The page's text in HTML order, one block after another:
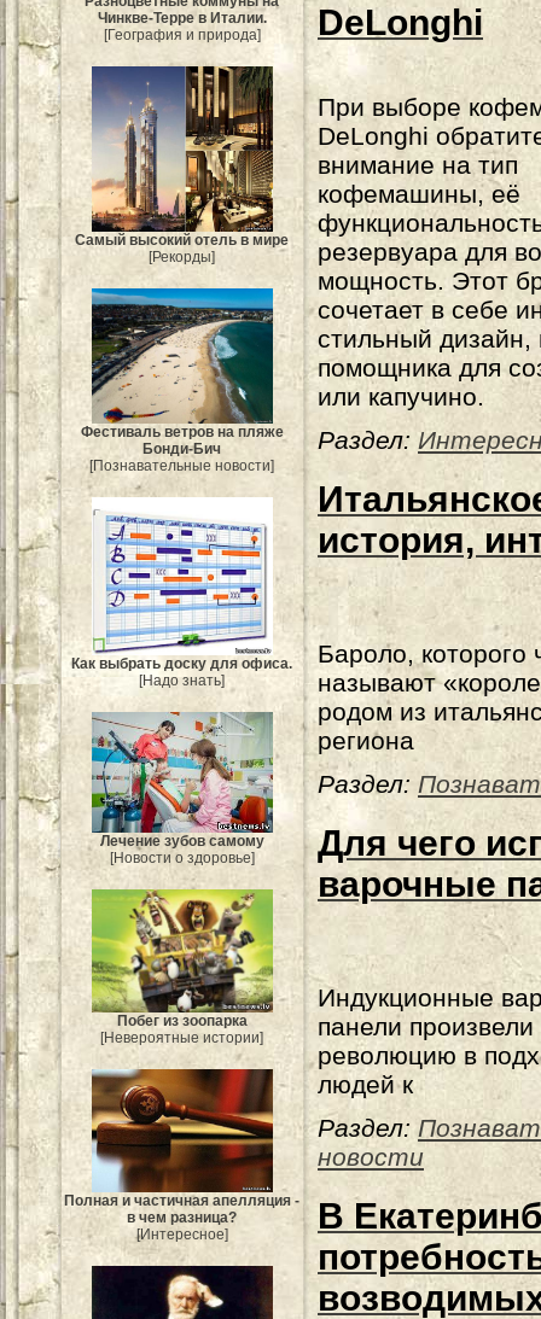
Чинкве-Терре в Италии.
[География и природа]
Самый высокий отель в мире
[Рекорды]
Фестиваль ветров на пляже
Бонди-Бич
[Познавательные новости]
Как выбрать доску для офиса.
[Надо знать]
Лечение зубов самому
[Новости о здоровье]
Побег из зоопарка
[Невероятные истории]
Полная и частичная апелляция -
в чем разница?
[Интересное]
DeLonghi
При выборе
DeLonghi
внимание на тип
кофемашины, её
резервуара для
мощность. Этот
сочетает в себе
стильный дизайн,
помощника для
или капучино.
Раздел:
история,
Бароло, которого
называют
родом из
региона
Раздел:
Для чего
варочные
Индукционные
панели произвели
революцию в
людей к
Раздел:
новости
В